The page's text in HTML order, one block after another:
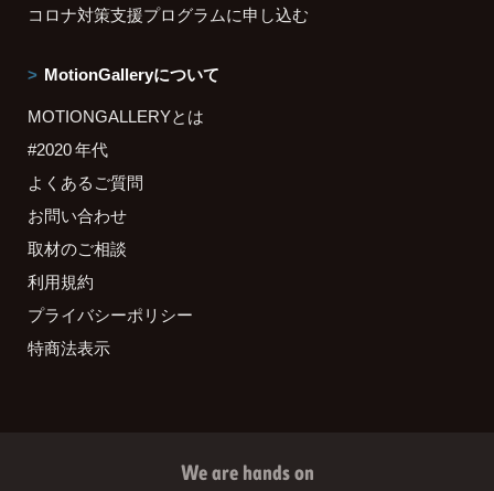
コロナ対策支援プログラムに申し込む
MotionGalleryについて
MOTIONGALLERYとは
#2020 年代
よくあるご質問
お問い合わせ
取材のご相談
利用規約
プライバシーポリシー
特商法表示
We are hands on